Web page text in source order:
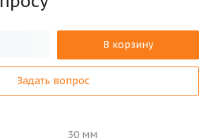
В корзину
Задать вопрос
30 мм